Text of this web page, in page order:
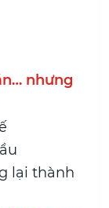
nhưng
lại thành